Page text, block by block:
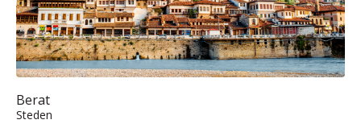
Berat
Steden